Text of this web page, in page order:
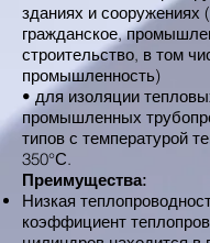
зданиях и сооружениях
гражданское,
строительство, в том
промышленность)
• для изоляции
промышленных
типов с температурой
350°С.
Преимущества:
Низкая
коэффициент